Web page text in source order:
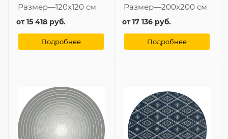
Размер—120x120 см
от15 418 руб.
Подробнее
Размер—200x200 см
от17 136 руб.
Подробнее